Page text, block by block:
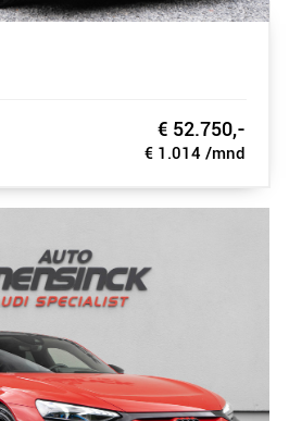
€ 52.750,-
€ 1.014 /mnd